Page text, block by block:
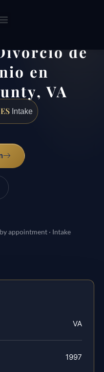
de
en
VA
Intake
appointment · Intake
VA
1997